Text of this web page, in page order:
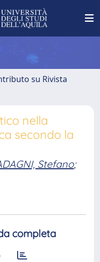
su Rivista
nella
secondo la
Stefano;
completa